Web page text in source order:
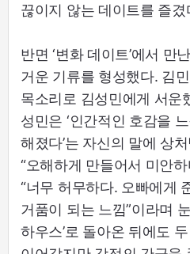
끊이지 않는 데이트를 즐겼
반면 ‘변화 데이트’에서 만
거운 기류를 형성했다. 김
목소리로 김성민에게 서운
성민은 ‘인간적인 호감을 느
해졌다’는 자신의 말에 상
“오해하게 만들어서 미안
“너무 허무하다. 오빠에게
거품이 되는 느낌”이라며
하우스’로 돌아온 뒤에도